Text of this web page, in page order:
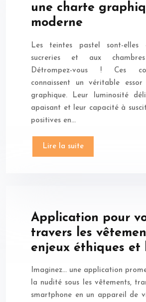
une charte
moderne
Les teintes pastel sont-elles
sucreries et aux
Détrompez-vous ! Ces
connaissent un véritable
graphique. Leur luminosité
apaisant et leur capacité à
positives en…
Lire la suite
Application pour
travers les
enjeux éthiques et
Imaginez… une application
la nudité sous les vêtements,
smartphone en un appareil de